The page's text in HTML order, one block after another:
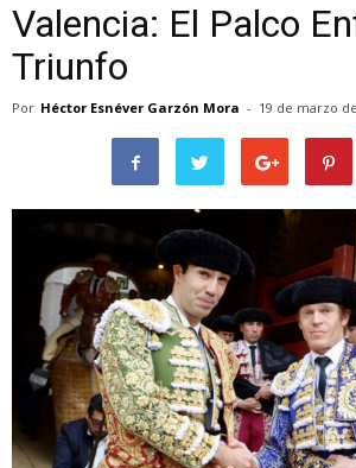
Valencia: El Palco
Triunfo
Por Héctor Esnéver Garzón Mora - 19 de marzo